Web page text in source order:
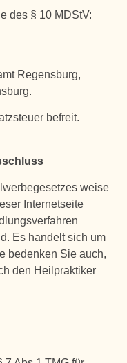
des § 10 MDStV:
Regensburg,
befreit.
weise
Internetseite
Es handelt sich um
bedenken Sie auch,
den Heilpraktiker